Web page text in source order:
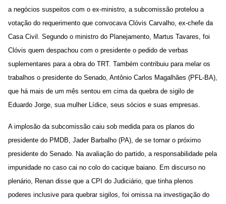
a negócios suspeitos com o ex-ministro, a subcomissão protelou a
votação do requerimento que convocava Clóvis Carvalho, ex-chefe da
Casa Civil. Segundo o ministro do Planejamento, Martus Tavares, foi
Clóvis quem despachou com o presidente o pedido de verbas
suplementares para a obra do TRT. Também contribuiu para melar os
trabalhos o presidente do Senado, Antônio Carlos Magalhães (PFL-BA),
que há mais de um mês sentou em cima da quebra de sigilo de
Eduardo Jorge, sua mulher Lídice, seus sócios e suas empresas.
A implosão da subcomissão caiu sob medida para os planos do
presidente do PMDB, Jader Barbalho (PA), de se tornar o próximo
presidente do Senado. Na avaliação do partido, a responsabilidade pela
impunidade no caso cai no colo do cacique baiano. Em discurso no
plenário, Renan disse que a CPI do Judiciário, que tinha plenos
poderes inclusive para quebrar sigilos, foi omissa na investigação do